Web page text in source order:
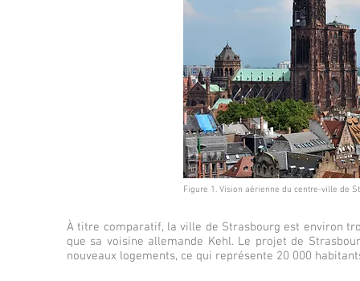
Figure 1. Vision aérienne du centre-ville de
À titre comparatif, la ville de Strasbourg est environ
que sa voisine allemande Kehl. Le projet de
nouveaux logements, ce qui représente 20 000